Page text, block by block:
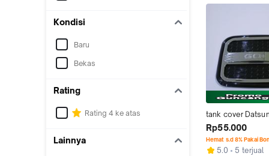
Kondisi
Baru
Bekas
Rating
Rating 4 ke atas
Lainnya
tank cover
luxury black
tangki bensin
Rp55.000
Hemat s.d 8% Pakai
5.0
5 terjual